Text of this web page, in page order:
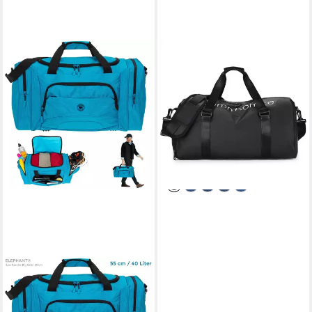
Sporttasche Premium
Sporttasche, mit Nass-
Trocken-Trennung,
Schuhfach, 20–35L
32,99 €
-11%